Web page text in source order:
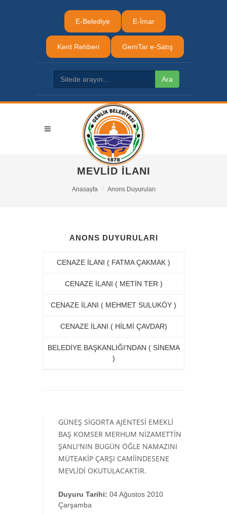
E-Belediye E-İmar
Kent Rehberi GemTar e-Satış
MEVLİD İLANI
Anasayfa Anons Duyuruları
ANONS DUYURULARI
CENAZE İLANI ( FATMA ÇAKMAK )
CENAZE İLANI ( METİN TER )
CENAZE İLANI ( MEHMET SULUKÖY )
CENAZE İLANI ( HİLMİ ÇAVDAR)
BELEDİYE BAŞKANLIĞI'NDAN ( SİNEMA
)
GÜNEŞ SİGORTA AJENTESİ EMEKLİ
BAŞ KOMSER MERHUM NİZAMETTİN
ŞANLI'NIN BUGÜN ÖĞLE NAMAZINI
MÜTEAKİP ÇARŞI CAMİİNDESENE
MEVLİDİ OKUTULACAKTIR.
Duyuru Tarihi: 04 Ağustos 2010
Çarşamba